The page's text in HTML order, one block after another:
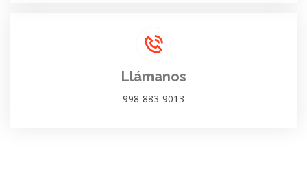
Llámanos
998-883-9013